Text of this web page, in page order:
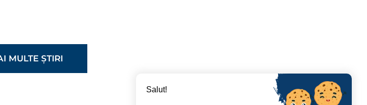
MULTE ȘTIRI
Salut!